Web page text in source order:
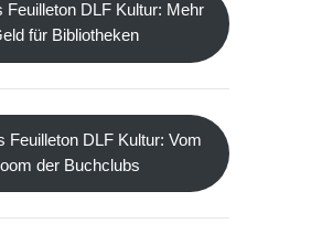
Feuilleton DLF Kultur: Mehr
für Bibliotheken
Feuilleton DLF Kultur: Vom
der Buchclubs